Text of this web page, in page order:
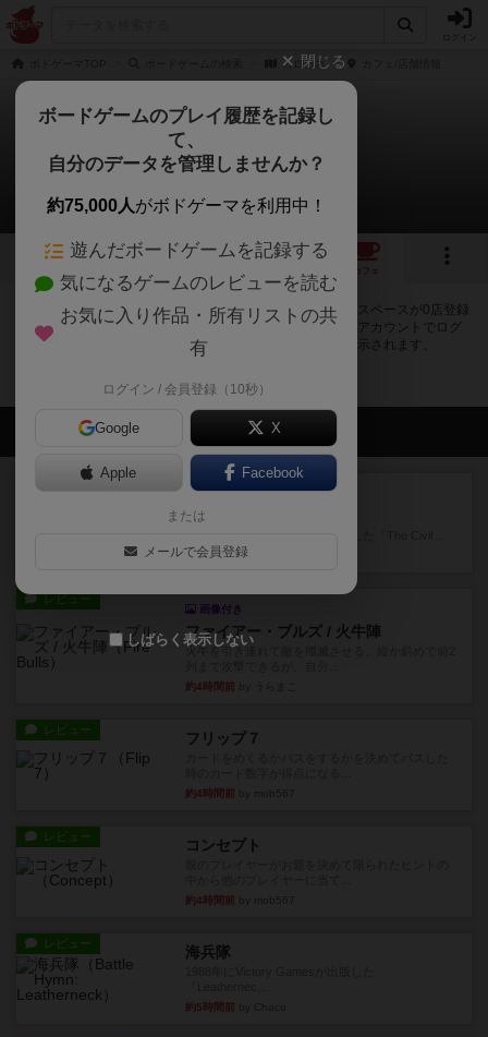
カロカネ
カロカネ
0店のカフェ/スペースが提供中
1 1
カフェ
カロカネで遊ぶことができるボードゲームカフェ・プレイスペースが0店登録
されています。公開プロフィールの都道府県が設定されたアカウントでログ
インすると、同じ都道府県内の店舗に絞り込むボタンが表示されます。
会員の新しい投稿
レビュー
充実
南北戦争
約2時間前by Chaco
レビュー
画像付き
ファイアー・ブルズ / 火牛陣
火牛を引き連れて敵を殲滅させる。縦か斜めで前2
約4時間前
レビュー フリップ７
約4時間前
レビュー コンセプト
約4時間前
レビュー 海兵隊
約5時間前
閉じる
ボードゲームのプレイ履歴を記録し
て、
自分のデータを管理しませんか？
約75,000人がボドゲーマを利用中！
遊んだボードゲームを記録する
気になるゲームのレビューを読む
お気に入り作品・所有リストの共
有
ログイン / 会員登録（10秒）
Google X
Apple Facebook
または
メールで会員登録
しばらく表示しない